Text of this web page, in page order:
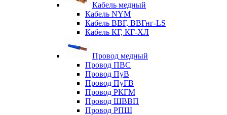
Кабель медный
Кабель NYM
Кабель ВВГ, ВВГнг-LS
Кабель КГ, КГ-ХЛ
Провод медный
Провод ПВС
Провод ПуВ
Провод ПуГВ
Провод РКГМ
Провод ШВВП
Провод РПШ